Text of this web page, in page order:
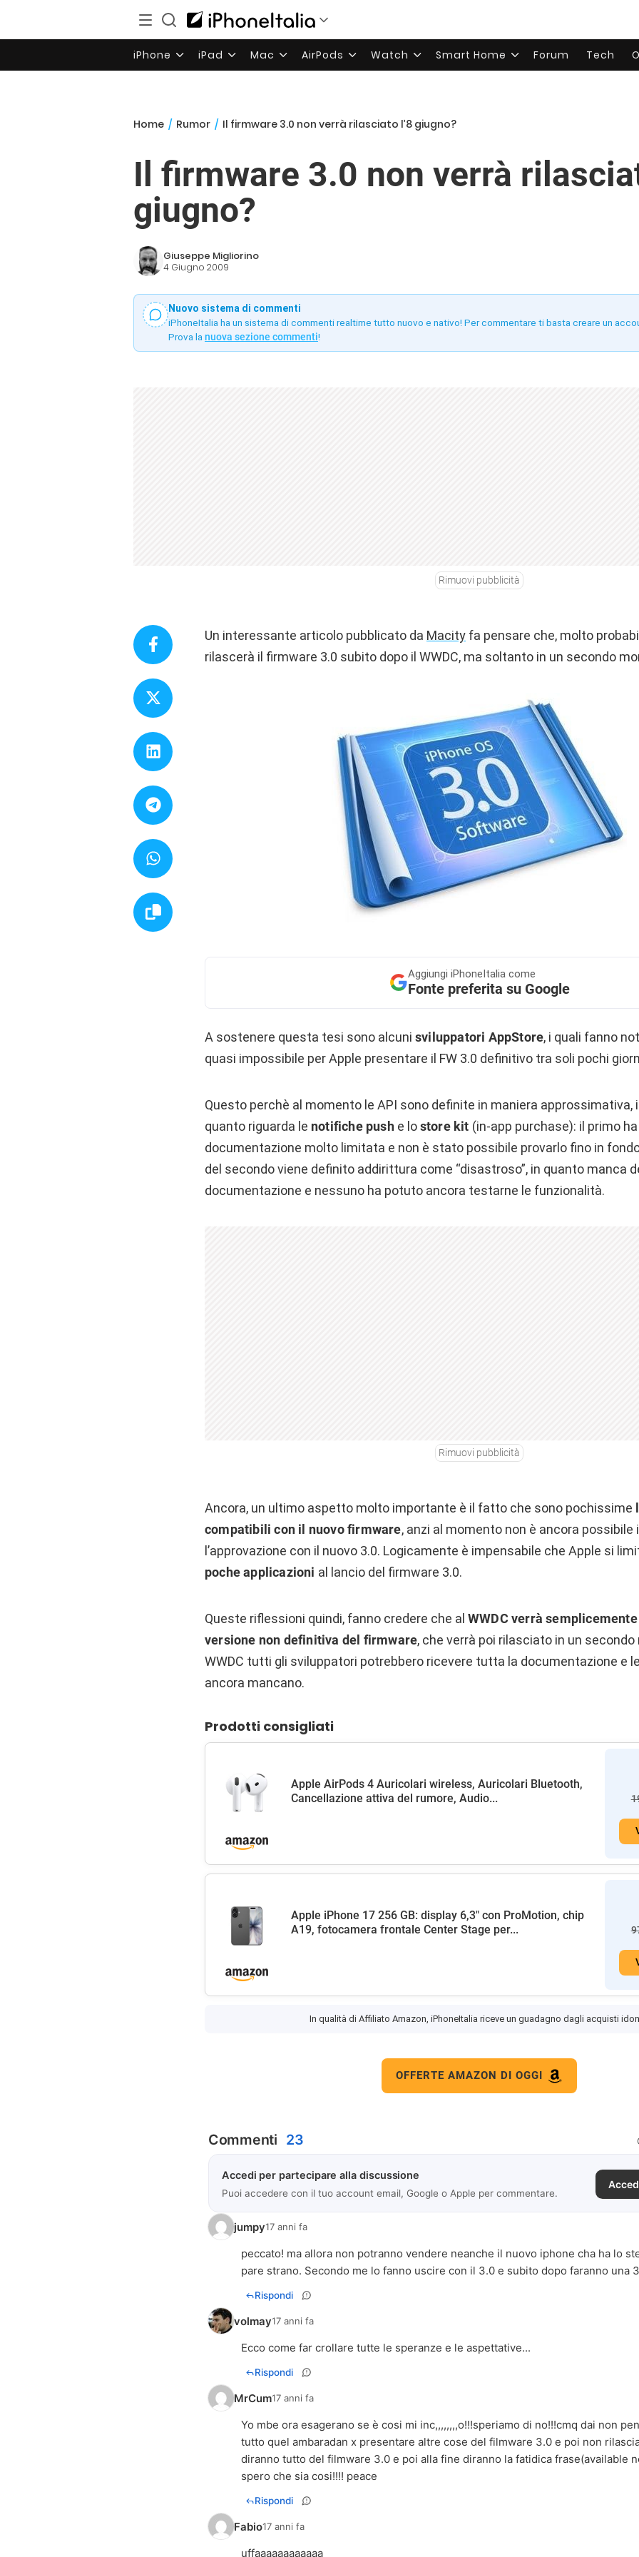
iPhone iPad Mac AirPods Watch Smart Home Forum Tech
Home / Rumor / Il firmware 3.0 non verrà rilasciato l’8 giugno?
Il firmware 3.0 non verrà
giugno?
Giuseppe Migliorino
4 Giugno 2009
Nuovo sistema di commenti
iPhoneItalia ha un sistema di commenti realtime tutto nuovo e nativo! Per commentare ti basta creare un
Prova la nuova sezione commenti!
Rimuovi pubblicità
Un interessante articolo pubblicato da Macity fa pensare che, molto
rilascerà il firmware 3.0 subito dopo il WWDC, ma soltanto in un secondo
Aggiungi iPhoneItalia come
Fonte preferita su Google
A sostenere questa tesi sono alcuni sviluppatori AppStore, i quali fanno
quasi impossibile per Apple presentare il FW 3.0 definitivo tra soli pochi
Questo perchè al momento le API sono definite in maniera approssimativa,
quanto riguarda le notifiche pushe lostore kit (in-app purchase): il primo
documentazione molto limitata e non è stato possibile provarlo fino in
del secondo viene definito addirittura come “disastroso”, in quanto manca
documentazione e nessuno ha potuto ancora testarne le funzionalità.
Rimuovi pubblicità
Ancora, un ultimo aspetto molto importante è il fatto che sono pochissime
compatibili con il nuovo firmware, anzi al momento non è ancora possibile
l’approvazione con il nuovo 3.0. Logicamente è impensabile che Apple si
poche applicazioni al lancio del firmware 3.0.
Queste riflessioni quindi, fanno credere che al WWDC verrà
versione non definitiva del firmware, che verrà poi rilasciato in un secondo
WWDC tutti gli sviluppatori potrebbero ricevere tutta la documentazione e
ancora mancano.
Prodotti consigliati
Apple AirPods 4 Auricolari wireless, Auricolari Bluetooth,
Cancellazione attiva del rumore, Audio...
Apple iPhone 17 256 GB: display 6,3" con ProMotion, chip
A19, fotocamera frontale Center Stage per...
In qualità di Affiliato Amazon, iPhoneItalia riceve un guadagno dagli acquisti
OFFERTE AMAZON DI OGGI
Commenti 23
Accedi per partecipare alla discussione
Puoi accedere con il tuo account email, Google o Apple per commentare.
jumpy17 anni fa
peccato! ma allora non potranno vendere neanche il nuovo iphone cha ha lo
pare strano. Secondo me lo fanno uscire con il 3.0 e subito dopo faranno una
Rispondi
volmay17 anni fa
Ecco come far crollare tutte le speranze e le aspettative...
Rispondi
MrCum17 anni fa
Yo mbe ora esagerano se è cosi mi inc,,,,,,,,o!!!speriamo di no!!!cmq dai non
tutto quel ambaradan x presentare altre cose del filmware 3.0 e poi non
diranno tutto del filmware 3.0 e poi alla fine diranno la fatidica frase(available
spero che sia cosi!!!! peace
Rispondi
Fabio17 anni fa
uffaaaaaaaaaaaa